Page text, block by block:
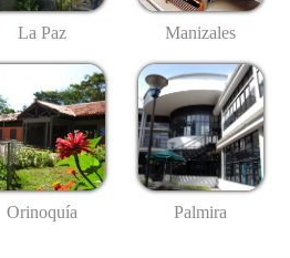
La Paz Manizales
Orinoquía Palmira